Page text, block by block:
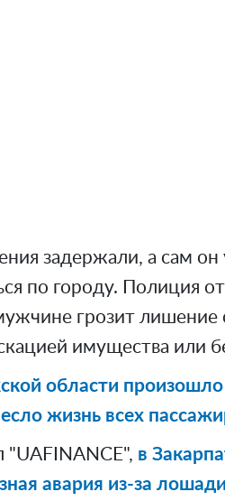
задержали, а сам он
по городу. Полиция
грозит лишение
имущества или
области произошло
жизнь всех
"UAFINANCE", в
авария из-за